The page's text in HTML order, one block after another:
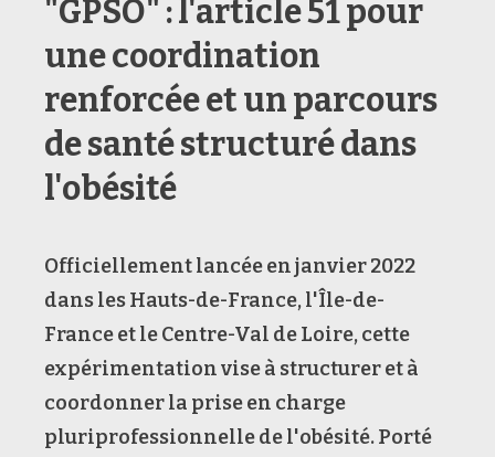
"GPSO" : l'article 51 pour
une coordination
renforcée et un parcours
de santé structuré dans
l'obésité
Officiellement lancée en janvier 2022
dans les Hauts-de-France, l'Île-de-
France et le Centre-Val de Loire, cette
expérimentation vise à structurer et à
coordonner la prise en charge
pluriprofessionnelle de l'obésité.Porté